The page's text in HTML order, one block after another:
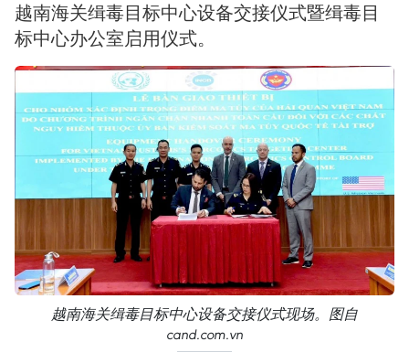
越南海关缉毒目标中心设备交接仪式暨缉毒目
标中心办公室启用仪式。
越南海关缉毒目标中心设备交接仪式现场。图自
cand.com.vn